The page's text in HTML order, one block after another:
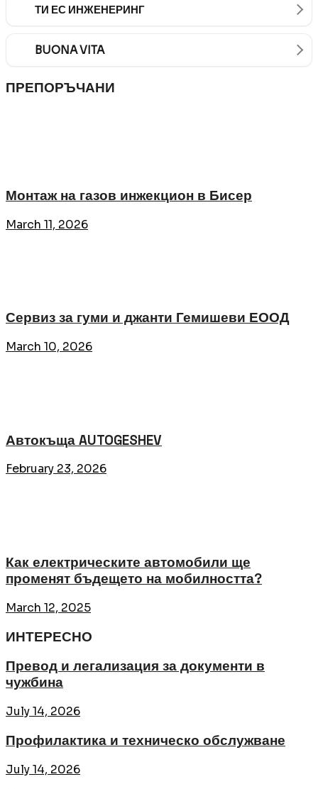
ТИ ЕС ИНЖЕНЕРИНГ
BUONA VITA
ПРЕПОРЪЧАНИ
Монтаж на газов инжекцион в Бисер
March 11, 2026
Сервиз за гуми и джанти Гемишеви ЕООД
March 10, 2026
Автокъща AUTOGESHEV
February 23, 2026
Как електрическите автомобили ще
променят бъдещето на мобилността?
March 12, 2025
ИНТЕРЕСНО
Превод и легализация за документи в
чужбина
July 14, 2026
Профилактика и техническо обслужване
July 14, 2026